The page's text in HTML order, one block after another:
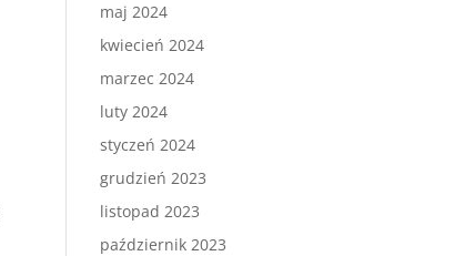
maj 2024
kwiecień 2024
marzec 2024
luty 2024
styczeń 2024
grudzień 2023
listopad 2023
październik 2023